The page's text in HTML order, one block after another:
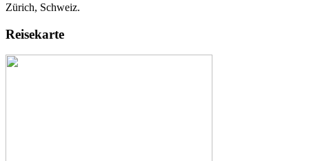
Zürich, Schweiz.
Reisekarte